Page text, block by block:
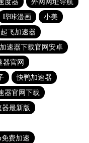
度器
外网网址导航
哔咔漫画
小美
起飞加速器
速器下载官网安卓
器官网
快鸭加速器
器官网下载
器最新版
免费加速